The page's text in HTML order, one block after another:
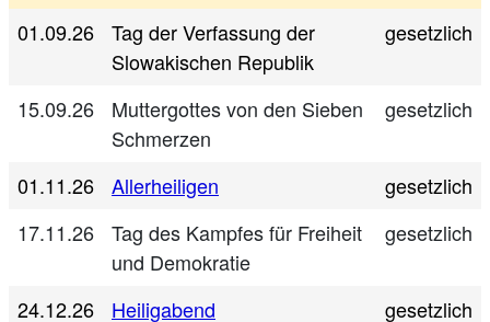
01.09.26
Tag der Verfassung der
Slowakischen Republik
gesetzlich
15.09.26
Muttergottes von den Sieben
Schmerzen
gesetzlich
01.11.26 Allerheiligen
gesetzlich
17.11.26
Tag des Kampfes für Freiheit
und Demokratie
gesetzlich
24.12.26 Heiligabend
gesetzlich